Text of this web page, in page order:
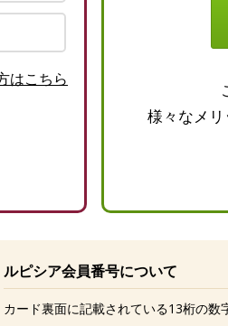
はこちら
様々なメリ
ルピシア会員番号について
カード裏面に記載されている13桁の数